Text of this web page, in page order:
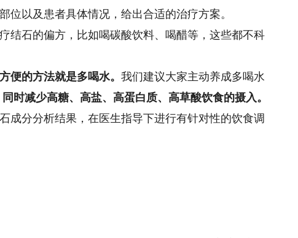
以及患者具体情况，给出合适的治疗方案。
石的偏方，比如喝碳酸饮料、喝醋等，这些都不科
便的方法就是多喝水。我们建议大家主动养成多喝水
时减少高糖、高盐、高蛋白质、高草酸饮食的摄入。
分分析结果，在医生指导下进行有针对性的饮食调